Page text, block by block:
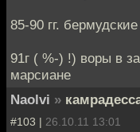
85-90 гг.
91г ( %-) !) воры в
марсиане
Naolvi »
#103 | 26.10.11 13:01